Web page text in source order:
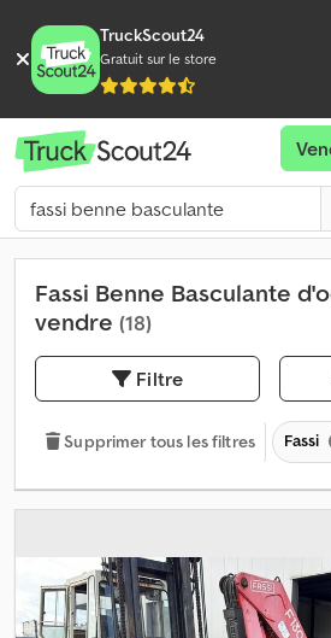
TruckScout24
Gratuit sur le store
Fassi Benne Basculante
vendre (18)
Filtre
Supprimer tous les filtres Fassi